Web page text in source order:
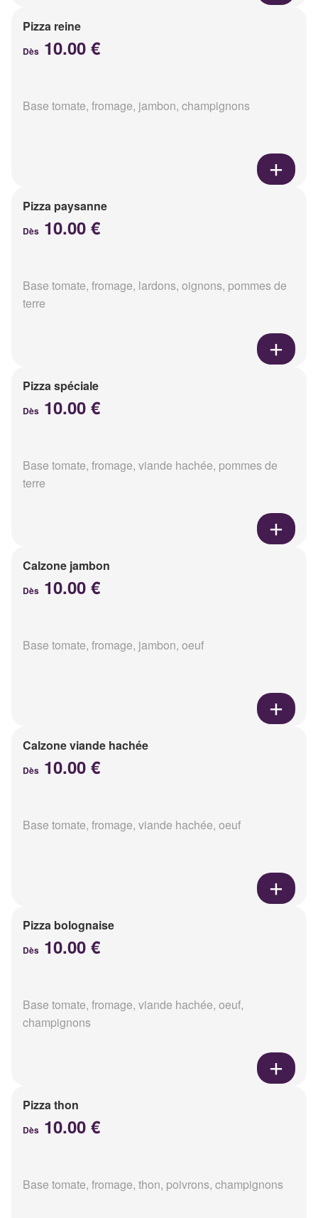
Pizza reine
Dès 10.00 €
Base tomate, fromage, jambon, champignons
Pizza paysanne
Dès 10.00 €
Base tomate, fromage, lardons, oignons, pommes de
terre
Pizza spéciale
Dès 10.00 €
Base tomate, fromage, viande hachée, pommes de
terre
Calzone jambon
Dès 10.00 €
Base tomate, fromage, jambon, oeuf
Calzone viande hachée
Dès 10.00 €
Base tomate, fromage, viande hachée, oeuf
Pizza bolognaise
Dès 10.00 €
Base tomate, fromage, viande hachée, oeuf,
champignons
Pizza thon
Dès 10.00 €
Base tomate, fromage, thon, poivrons, champignons